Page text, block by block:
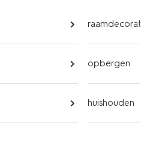
raamdecoratie
opbergen
huishouden